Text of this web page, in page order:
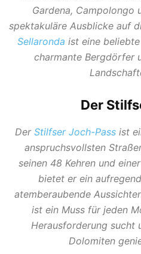
Gardena, Campolongo
spektakuläre Ausblicke auf
Sellaronda ist eine
charmante Bergdörfer
Der
Der Stilfser Joch-Pass ist
anspruchsvollsten
seinen 48 Kehren und
bietet er ein
atemberaubende
ist ein Muss für jeden
Herausforderung sucht
Dolomiten